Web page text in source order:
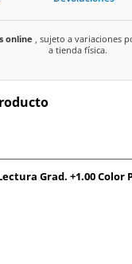
online , sujeto a variaciones
a tienda física.
Grad. +1.00 Color